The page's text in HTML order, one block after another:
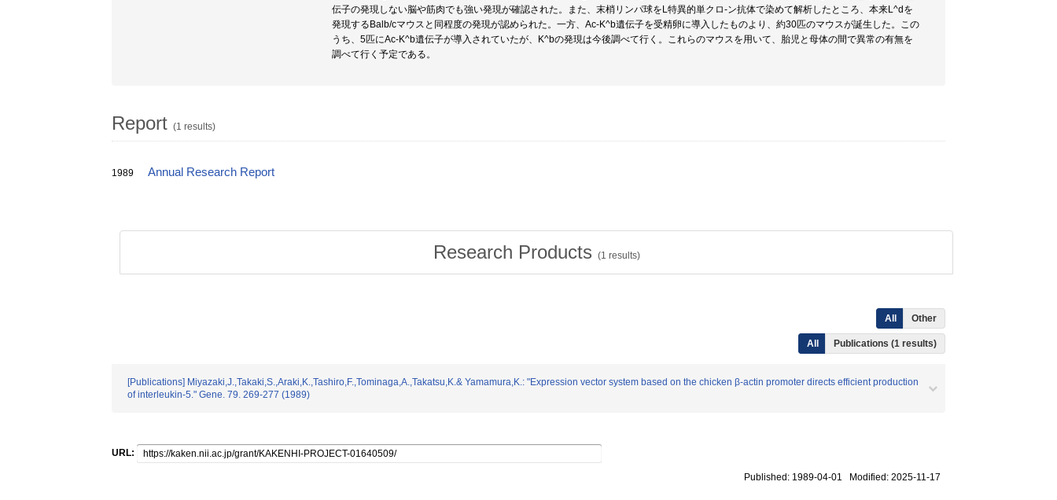
伝子の発現しない脳や筋肉でも強い発現が確認された。また、末梢リンパ球をL特異的単クロ-ン抗体で染めて解析したところ、本来L^dを
発現するBalb/cマウスと同程度の発現が認められた。一方、Ac-K^b遺伝子を受精卵に導入したものより、約30匹のマウスが誕生した。この
うち、5匹にAc-K^b遺伝子が導入されていたが、K^bの発現は今後調べて行く。これらのマウスを用いて、胎児と母体の間で異常の有無を
調べて行く予定である。
Report (1 results)
1989 Annual Research Report
Research Products (1 results)
All Other
All Publications (1 results)
[Publications] Miyazaki,J.,Takaki,S.,Araki,K.,Tashiro,F.,Tominaga,A.,Takatsu,K.& Yamamura,K.: "Expression vector system based on the chicken β-actin promoter directs efficient production
of interleukin-5." Gene. 79. 269-277 (1989)
URL:
Published: 1989-04-01 Modified: 2025-11-17